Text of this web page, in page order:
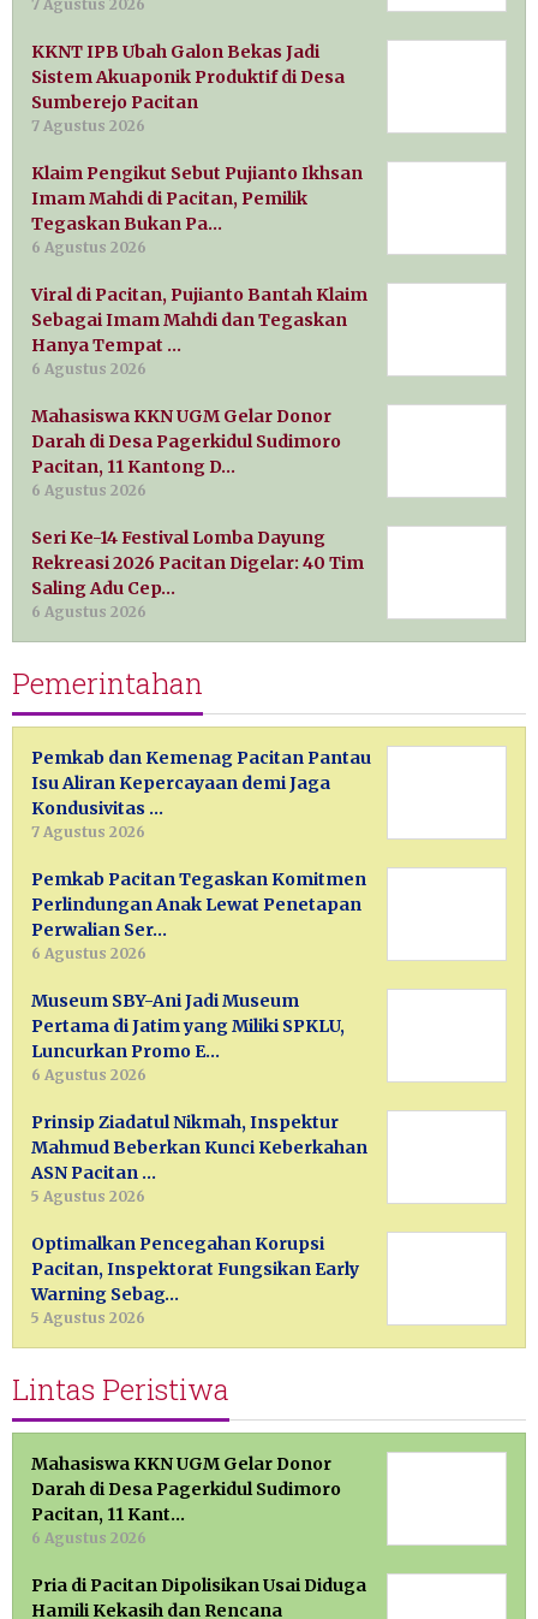
7 Agustus 2026
KKNT IPB Ubah Galon Bekas Jadi
Sistem Akuaponik Produktif di Desa
Sumberejo Pacitan
7 Agustus 2026
Klaim Pengikut Sebut Pujianto Ikhsan
Imam Mahdi di Pacitan, Pemilik
Tegaskan Bukan Pa…
6 Agustus 2026
Viral di Pacitan, Pujianto Bantah Klaim
Sebagai Imam Mahdi dan Tegaskan
Hanya Tempat …
6 Agustus 2026
Mahasiswa KKN UGM Gelar Donor
Darah di Desa Pagerkidul Sudimoro
Pacitan, 11 Kantong D…
6 Agustus 2026
Seri Ke-14 Festival Lomba Dayung
Rekreasi 2026 Pacitan Digelar: 40 Tim
Saling Adu Cep…
6 Agustus 2026
Pemerintahan
Pemkab dan Kemenag Pacitan Pantau
Isu Aliran Kepercayaan demi Jaga
Kondusivitas …
7 Agustus 2026
Pemkab Pacitan Tegaskan Komitmen
Perlindungan Anak Lewat Penetapan
Perwalian Ser…
6 Agustus 2026
Museum SBY-Ani Jadi Museum
Pertama di Jatim yang Miliki SPKLU,
Luncurkan Promo E…
6 Agustus 2026
Prinsip Ziadatul Nikmah, Inspektur
Mahmud Beberkan Kunci Keberkahan
ASN Pacitan …
5 Agustus 2026
Optimalkan Pencegahan Korupsi
Pacitan, Inspektorat Fungsikan Early
Warning Sebag…
5 Agustus 2026
Lintas Peristiwa
Mahasiswa KKN UGM Gelar Donor
Darah di Desa Pagerkidul Sudimoro
Pacitan, 11 Kant…
6 Agustus 2026
Pria di Pacitan Dipolisikan Usai Diduga
Hamili Kekasih dan Rencana